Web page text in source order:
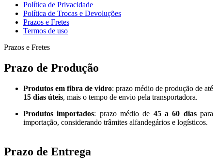
Política de Privacidade
Política de Trocas e Devoluções
Prazos e Fretes
Termos de uso
Prazos e Fretes
Prazo de Produção
Produtos em fibra de vidro: prazo médio de produção de até
15 dias úteis, mais o tempo de envio pela transportadora.
Produtos importados: prazo médio de 45 a 60 diaspara
importação, considerando trâmites alfandegários e logísticos.
Prazo de Entrega